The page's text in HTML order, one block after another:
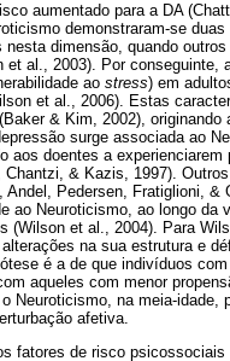
aumentado para a DA
demonstraram-se
dimensão, quando
al., 2003). Por conseguinte,
ao stress) em
et al., 2006). Estas
& Kim, 2002), originando
surge associada ao
aos doentes a
& Kazis, 1997).
Pedersen, Fratiglioni, &
ao Neuroticismo, ao longo da
et al., 2004). Para
na sua estrutura e
é a de que indivíduos
aqueles com menor
Neuroticismo, na meia-idade,
afetiva.
fatores de risco psicossociais